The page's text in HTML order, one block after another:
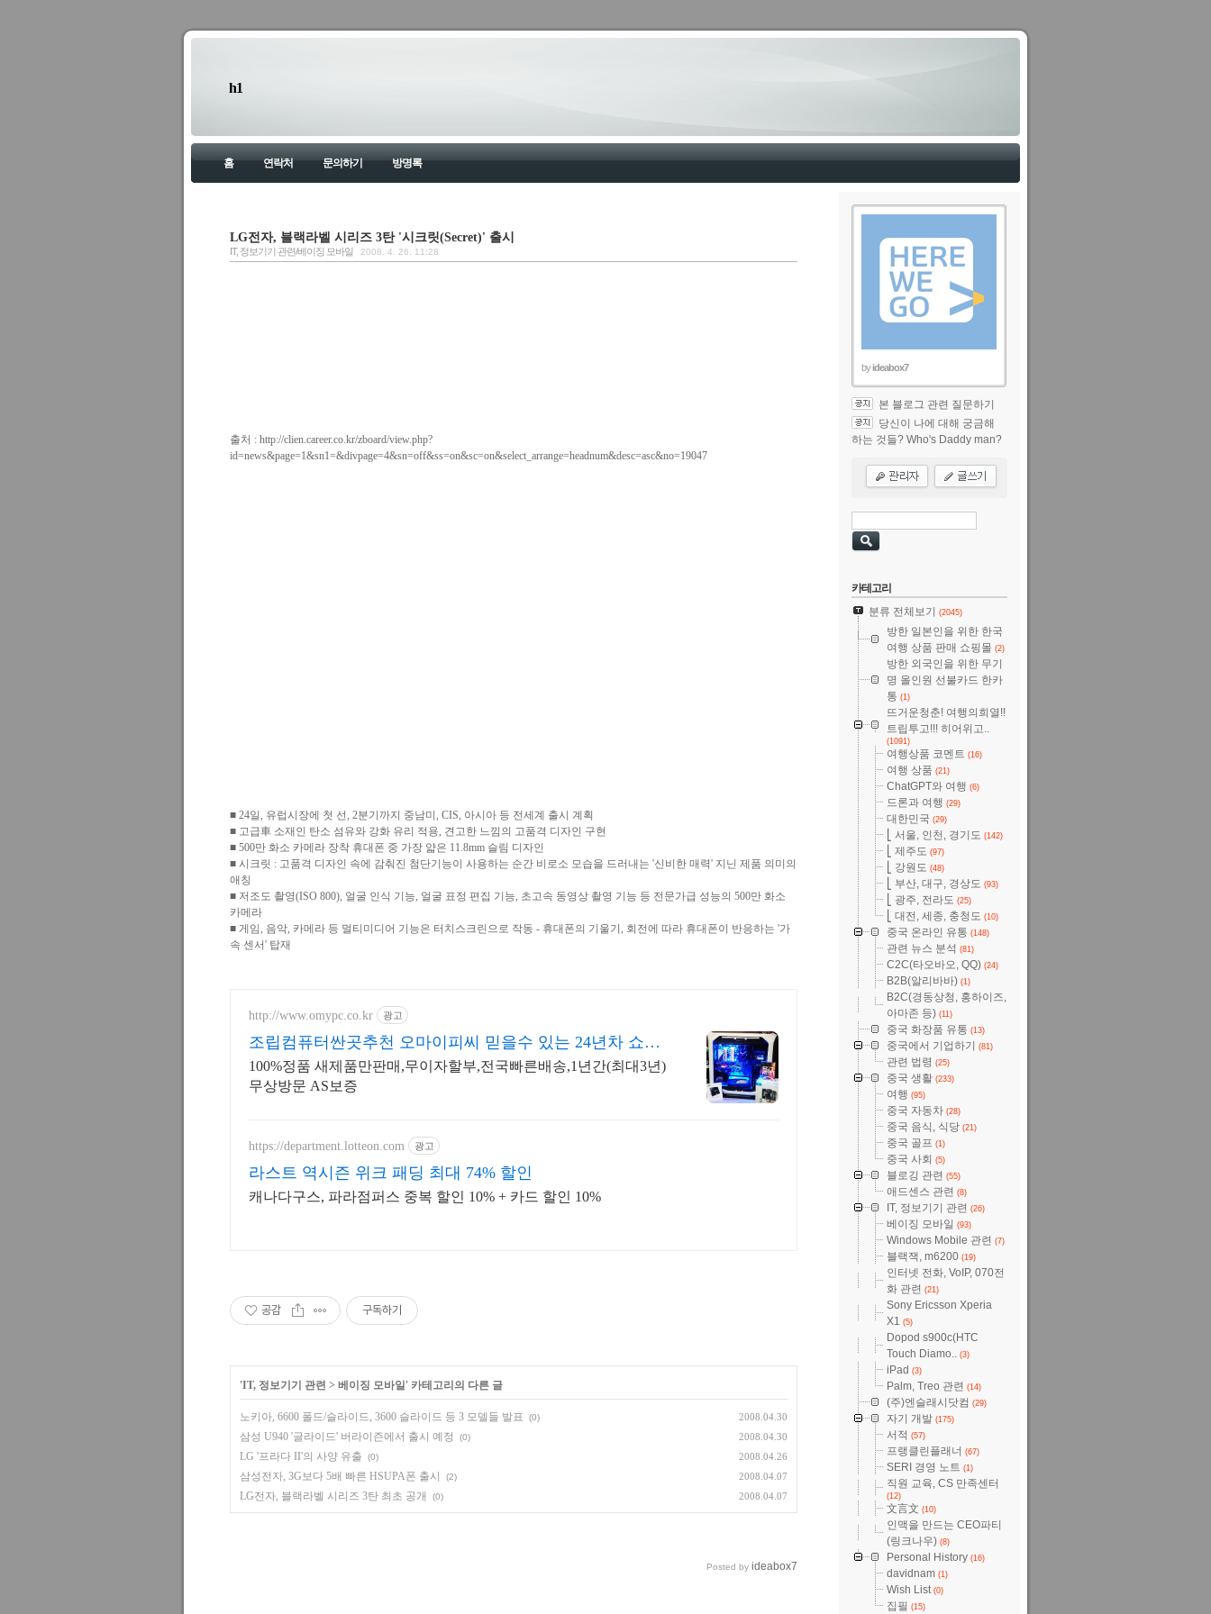
h1
홈 연락처 문의하기 방명록
LG전자, 블랙라벨 시리즈 3탄 '시크릿(Secret)' 출시
IT, 정보기기 관련/베이징 모바일 2008. 4. 26. 11:28
출처 : http://clien.career.co.kr/zboard/view.php?
id=news&page=1&sn1=&divpage=4&sn=off&ss=on&sc=on&select_arrange=headnum&desc=asc&no=19047
■ 24일, 유럽시장에 첫 선, 2분기까지 중남미, CIS, 아시아 등 전세계 출시 계획
■ 고급車 소재인 탄소 섬유와 강화 유리 적용, 견고한 느낌의 고품격 디자인 구현
■ 500만 화소 카메라 장착 휴대폰 중 가장 얇은 11.8mm 슬림 디자인
■ 시크릿 : 고품격 디자인 속에 감춰진 첨단기능이 사용하는 순간 비로소 모습을 드러내는 '신비한 매력' 지닌 제품 의미의
애칭
■ 저조도 촬영(ISO 800), 얼굴 인식 기능, 얼굴 표정 편집 기능, 초고속 동영상 촬영 기능 등 전문가급 성능의 500만 화소
카메라
■ 게임, 음악, 카메라 등 멀티미디어 기능은 터치스크린으로 작동 - 휴대폰의 기울기, 회전에 따라 휴대폰이 반응하는 '가
속 센서' 탑재
http://www.omypc.co.kr 광고
조립컴퓨터싼곳추천 오마이피씨 믿을수 있는 24년차 쇼핑
몰
100%정품 새제품만판매,무이자할부,전국빠른배송,1년간(최대3년)
무상방문 AS보증
https://department.lotteon.com 광고
라스트 역시즌 위크 패딩 최대 74% 할인
캐나다구스, 파라점퍼스 중복 할인 10% + 카드 할인 10%
공감 구독하기
'IT, 정보기기 관련 > 베이징 모바일 ' 카테고리의 다른 글
노키아, 6600 폴드/슬라이드, 3600 슬라이드 등 3 모델들 발표 (0) 2008.04.30
삼성 U940 '글라이드' 버라이즌에서 출시 예정 (0) 2008.04.30
LG '프라다 II'의 사양 유출 (0) 2008.04.26
삼성전자, 3G보다 5배 빠른 HSUPA폰 출시 (2) 2008.04.07
LG전자, 블랙라벨 시리즈 3탄 최초 공개 (0) 2008.04.07
Posted by ideabox7
byideabox7
본 블로그 관련 질문하기
당신이 나에 대해 궁금해
하는 것들? Who's Daddy man?
카테고리
분류 전체보기
(2045)
방한 일본인을 위한 한국
여행 상품 판매 쇼핑몰 (2)
방한 외국인을 위한 무기
명 올인원 선불카드 한카
통 (1)
뜨거운청춘! 여행의희열!!
트립투고!!! 히어위고..
(1091)
여행상품 코멘트 (16)
여행 상품 (21)
ChatGPT와 여행 (6)
드론과 여행 (29)
대한민국 (29)
⎣ 서울, 인천, 경기도 (142)
⎣ 제주도 (97)
⎣ 강원도 (48)
⎣ 부산, 대구, 경상도 (93)
⎣ 광주, 전라도 (25)
⎣ 대전, 세종, 충청도 (10)
중국 온라인 유통 (148)
관련 뉴스 분석 (81)
C2C(타오바오, QQ) (24)
B2B(알리바바) (1)
B2C(경동상청, 홍하이즈,
아마존 등) (11)
중국 화장품 유통 (13)
중국에서 기업하기 (81)
관련 법령 (25)
중국 생활 (233)
여행 (95)
중국 자동차 (28)
중국 음식, 식당 (21)
중국 골프 (1)
중국 사회 (5)
블로깅 관련 (55)
애드센스 관련 (8)
IT, 정보기기 관련 (26)
베이징 모바일 (93)
Windows Mobile 관련 (7)
블랙잭, m6200 (19)
인터넷 전화, VoIP, 070전
화 관련 (21)
Sony Ericsson Xperia
X1 (5)
Dopod s900c(HTC
Touch Diamo.. (3)
iPad (3)
Palm, Treo 관련 (14)
(주)엔슬래시닷컴 (29)
자기 개발 (175)
서적 (57)
프랭클린플래너 (67)
SERI 경영 노트 (1)
직원 교육, CS 만족센터
(12)
文言文 (10)
인맥을 만드는 CEO파티
(링크나우) (8)
Personal History (16)
davidnam (1)
Wish List(0)
집필 (15)